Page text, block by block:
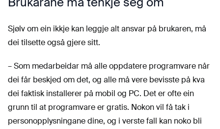
Sjølv om ein ikkje kan leggje alt ansvar på brukaren, må
dei tilsette også gjere sitt.
– Som medarbeidar må alle oppdatere programvare når
dei får beskjed om det, og alle må vere bevisste på kva
dei faktisk installerer på mobil og PC. Det er ofte ein
grunn til at programvare er gratis. Nokon vil få tak i
personopplysningane dine, og i verste fall kan noko bli